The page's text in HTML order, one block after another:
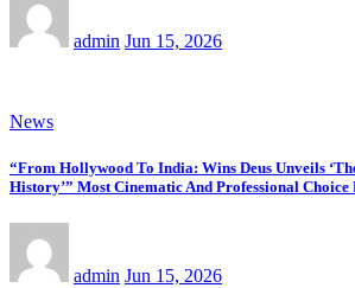
admin Jun 15, 2026
News
“From Hollywood To India: Wins Deus Unveils
History’” Most Cinematic And Professional
admin Jun 15, 2026